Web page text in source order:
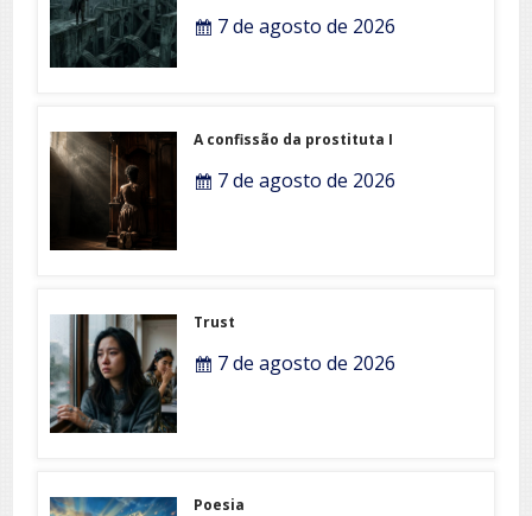
7 de agosto de 2026
A confissão da prostituta I
7 de agosto de 2026
Trust
7 de agosto de 2026
Poesia